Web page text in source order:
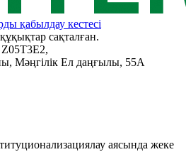
қабылдау кестесі
сақталған.
Мәңгілік Ел даңғылы, 55А
аясында жеке